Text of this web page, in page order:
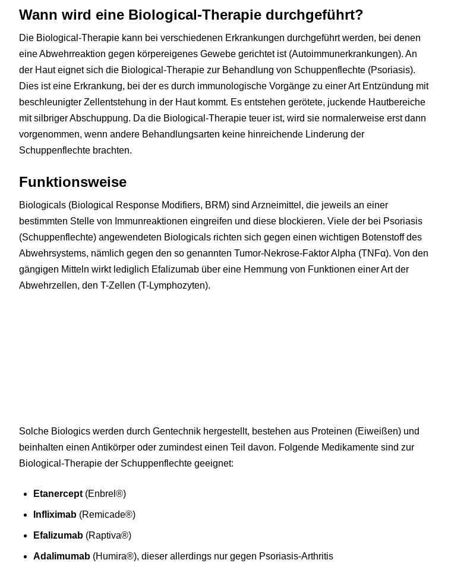
Wann wird eine Biological-Therapie durchgeführt?
Die Biological-Therapie kann bei verschiedenen Erkrankungen durchgeführt werden, bei denen
eine Abwehrreaktion gegen körpereigenes Gewebe gerichtet ist (Autoimmunerkrankungen). An
der Haut eignet sich die Biological-Therapie zur Behandlung von Schuppenflechte (Psoriasis).
Dies ist eine Erkrankung, bei der es durch immunologische Vorgänge zu einer Art Entzündung mit
beschleunigter Zellentstehung in der Haut kommt. Es entstehen gerötete, juckende Hautbereiche
mit silbriger Abschuppung. Da die Biological-Therapie teuer ist, wird sie normalerweise erst dann
vorgenommen, wenn andere Behandlungsarten keine hinreichende Linderung der
Schuppenflechte brachten.
Funktionsweise
Biologicals (Biological Response Modifiers, BRM) sind Arzneimittel, die jeweils an einer
bestimmten Stelle von Immunreaktionen eingreifen und diese blockieren. Viele der bei Psoriasis
(Schuppenflechte) angewendeten Biologicals richten sich gegen einen wichtigen Botenstoff des
Abwehrsystems, nämlich gegen den so genannten Tumor-Nekrose-Faktor Alpha (TNFα). Von den
gängigen Mitteln wirkt lediglich Efalizumab über eine Hemmung von Funktionen einer Art der
Abwehrzellen, den T-Zellen (T-Lymphozyten).
Solche Biologics werden durch Gentechnik hergestellt, bestehen aus Proteinen (Eiweißen) und
beinhalten einen Antikörper oder zumindest einen Teil davon. Folgende Medikamente sind zur
Biological-Therapie der Schuppenflechte geeignet:
Etanercept (Enbrel®)
Infliximab (Remicade®)
Efalizumab (Raptiva®)
Adalimumab (Humira®), dieser allerdings nur gegen Psoriasis-Arthritis